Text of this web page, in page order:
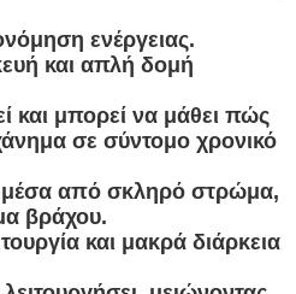
ενέργειας.
και απλή δομή
και μπορεί να μάθει πώς
σε σύντομο χρονικό
από σκληρό στρώμα,
βράχου.
και μακρά διάρκεια